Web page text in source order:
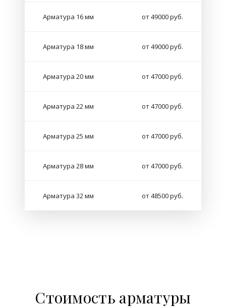
Арматура 16 мм от 49000 руб.
Арматура 18 мм от 49000 руб.
Арматура 20 мм от 47000 руб.
Арматура 22 мм от 47000 руб.
Арматура 25 мм от 47000 руб.
Арматура 28 мм от 47000 руб.
Арматура 32 мм от 48500 руб.
Стоимость арматуры